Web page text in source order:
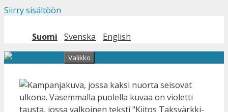
Siirry sisältöön
Suomi Svenska English
Valikko